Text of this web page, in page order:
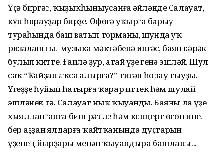
Үҫә биргәс, ҡыҙыҡһыныусанға әйләнде Салауат,
күп һорауҙар бирҙе. Өфөгә уҡырға барыу
тураһында баш ватып торманы, шунда уҡ
ризалашты. Ә музыка мәктәбенә ингәс, баян кәрәк
булып китте. Ғаилә ҙур, атай үҙе генә эшләй. Шул
саҡ “Ҡайҙан аҡса алырға?” тигән һорау тыуҙы.
Үгеҙҙе һуйып һатырға ҡарар иттек һәм шулай
эшләнек тә. Салауат ныҡ ҡыуанды. Баяны ла үҙе
хыялланғанса биш рәтле һәм концерт өсөн ине. Ә
бер аҙҙан ялдарға ҡайтҡанында дуҫтарын
үҙенең йырҙары менән ҡыуандыра башланы...